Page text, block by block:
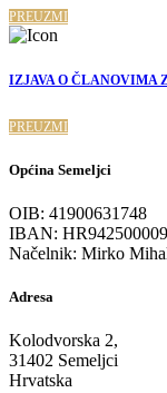
PREUZMI
IZJAVA O ČLANOVIMA
PREUZMI
Općina Semeljci
OIB: 41900631748
IBAN:
Načelnik: Mirko
Adresa
Kolodvorska 2,
31402 Semeljci
Hrvatska